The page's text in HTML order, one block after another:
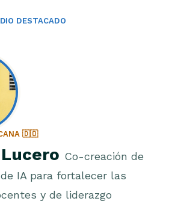
DESTACADO
🇩🇴
Co-creación de
IA para fortalecer las
y de liderazgo